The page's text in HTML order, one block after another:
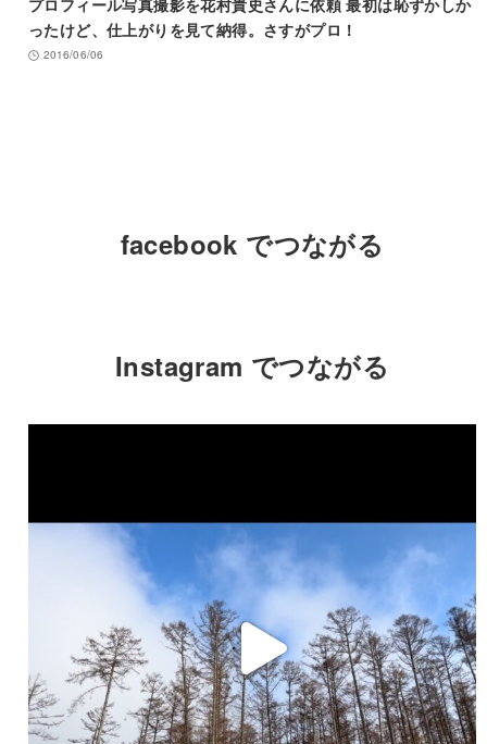
プロフィール写真撮影を花村貴史さんに依頼 最初は恥ずかしか
ったけど、仕上がりを見て納得。さすがプロ！
2016/06/06
facebook でつながる
Instagram でつながる